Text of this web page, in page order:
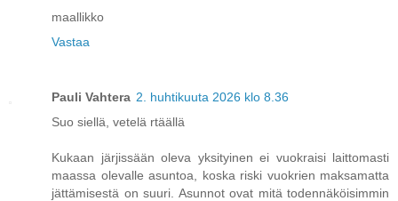
maallikko
Vastaa
Pauli Vahtera 2. huhtikuuta 2026 klo 8.36
Suo siellä, vetelä rtäällä
Kukaan järjissään oleva yksityinen ei vuokraisi laittomasti
maassa olevalle asuntoa, koska riski vuokrien maksamatta
jättämisestä on suuri. Asunnot ovat mitä todennäköisimmin